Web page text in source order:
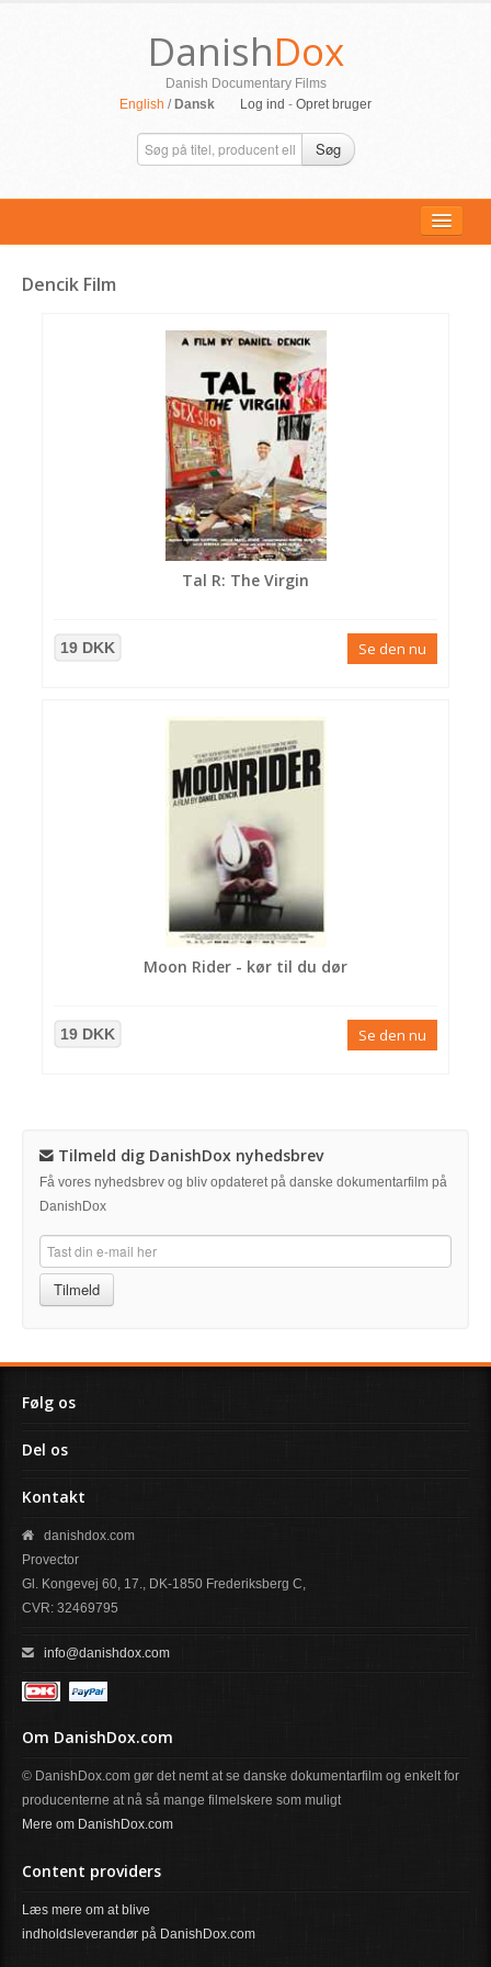
DanishDox
Danish Documentary Films
English / Dansk Log ind - Opret bruger
Søg
Dencik Film
Tal R: The Virgin
19 DKK Se den nu
Moon Rider - kør til du dør
19 DKK Se den nu
Tilmeld dig DanishDox nyhedsbrev
Få vores nyhedsbrev og bliv opdateret på danske dokumentarfilm på
DanishDox
Tilmeld
Følg os
Del os
Kontakt
danishdox.com
Provector
Gl. Kongevej 60, 17., DK-1850 Frederiksberg C,
CVR: 32469795
info@danishdox.com
Om DanishDox.com
© DanishDox.com gør det nemt at se danske dokumentarfilm og enkelt for
producenterne at nå så mange filmelskere som muligt
Mere om DanishDox.com
Content providers
Læs mere om at blive
indholdsleverandør på DanishDox.com